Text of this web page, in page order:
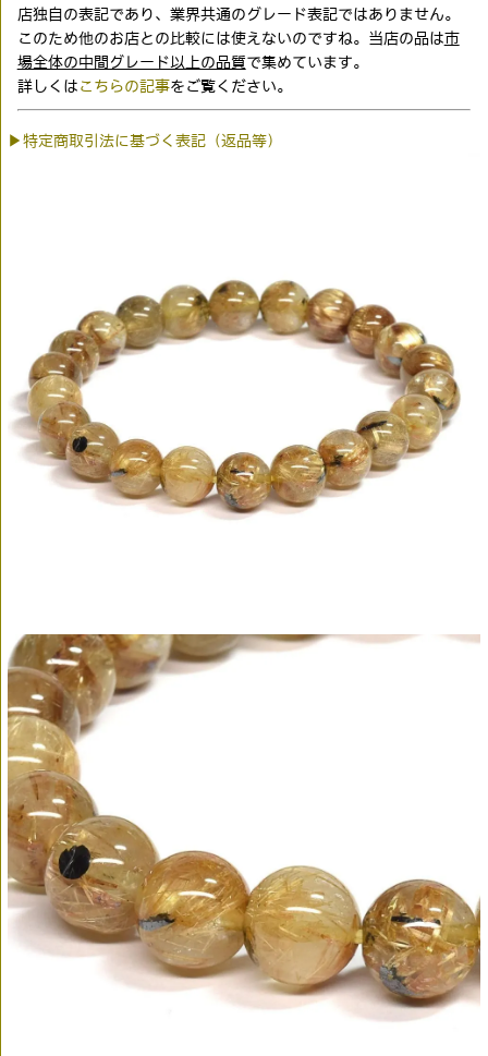
店独自の表記であり、業界共通のグレード表記ではありません。
このため他のお店との比較には使えないのですね。当店の品は市
場全体の中間グレード以上の品質で集めています。
詳しくは こちらの記事をご覧ください。
▶特定商取引法に基づく表記（返品等）